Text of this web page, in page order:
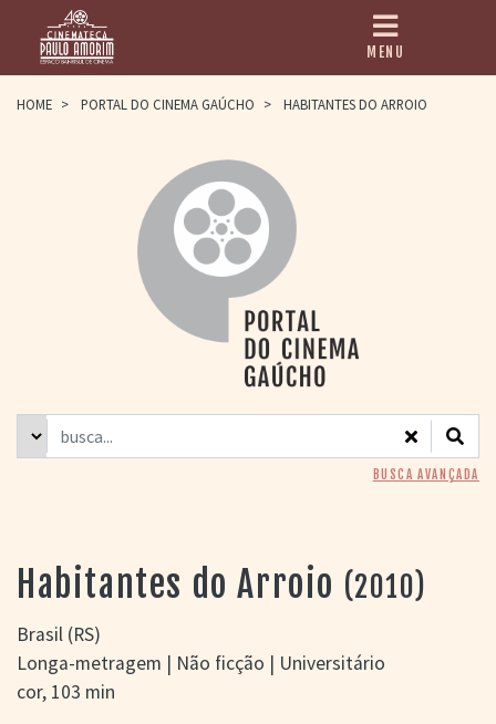
HOME
PAULO AMORIM
> HISTÓRIA
> HOMENAGEADOS
> EQUIPE
> ASSOCIAÇÃO DOS
> BIBLIOTECA
ROMEU GRIMALDI
CARTAZ
> GRADE SEMANAL
> PREÇOS E
PORTAL DO
CINEMA GAÚCHO
> BUSCA AVANÇADA
> LISTA DE FILMES
> FILMOGRAFIAS DE
MENU
HOME > PORTAL DO CINEMA GAÚCHO > HABITANTES DO ARROIO
BUSCA AVANÇADA
Habitantes do Arroio (2010)
Brasil (RS)
Longa-metragem | Não ficção | Universitário
cor, 103 min